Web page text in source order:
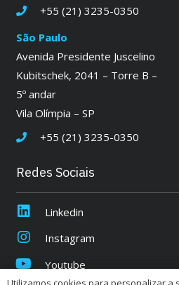
+55 (21) 3235-0350
São Paulo
Avenida Presidente Juscelino
Kubitschek, 2041 – Torre B –
5º andar
Vila Olímpia – SP
+55 (21) 3235-0350
Redes Sociais
Linkedin
Instagram
Youtube